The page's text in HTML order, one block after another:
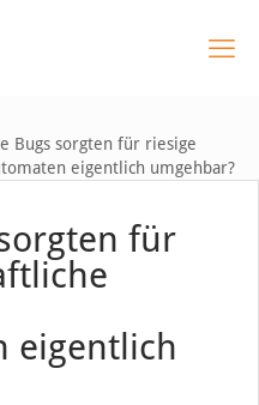
Bugs sorgten für riesige
eigentlich umgehbar?
für
eigentlich